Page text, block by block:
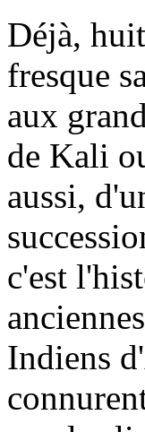
Déjà,
fresque
aux
de Kali
aussi,
c'est
Indiens